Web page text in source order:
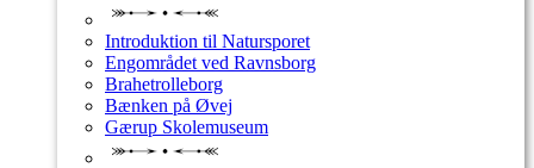
Introduktion til Natursporet
Engområdet ved Ravnsborg
Brahetrolleborg
Bænken på Øvej
Gærup Skolemuseum